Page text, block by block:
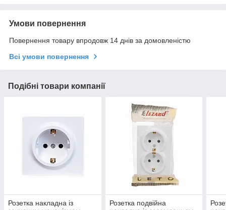
Умови повернення
Повернення товару впродовж 14 днів за домовленістю
Всі умови повернення
Подібні товари компанії
Розетка накладна із
Розетка подвійна